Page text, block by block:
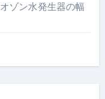
ゾン水発生器の幅